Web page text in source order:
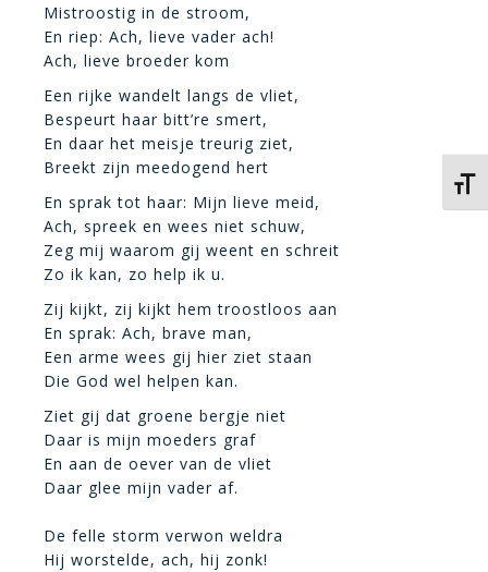
Mistroostig in de stroom,
En riep: Ach, lieve vader ach!
Ach, lieve broeder kom
Een rijke wandelt langs de vliet,
Bespeurt haar bitt’re smert,
En daar het meisje treurig ziet,
Breekt zijn meedogend hert
En sprak tot haar: Mijn lieve meid,
Ach, spreek en wees niet schuw,
Zeg mij waarom gij weent en schreit
Zo ik kan, zo help ik u.
Zij kijkt, zij kijkt hem troostloos aan
En sprak: Ach, brave man,
Een arme wees gij hier ziet staan
Die God wel helpen kan.
Ziet gij dat groene bergje niet
Daar is mijn moeders graf
En aan de oever van de vliet
Daar glee mijn vader af.
De felle storm verwon weldra
Hij worstelde, ach, hij zonk!